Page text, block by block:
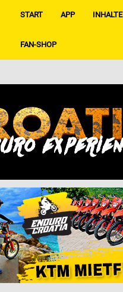
START APP INHALTE
FAN-SHOP